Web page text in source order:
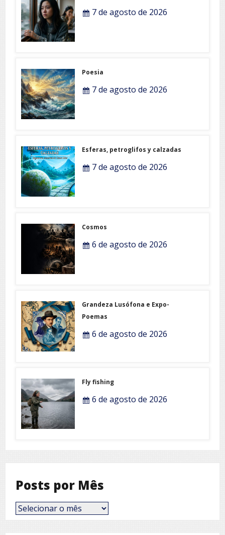
7 de agosto de 2026
Poesia
7 de agosto de 2026
Esferas, petroglifos y calzadas
7 de agosto de 2026
Cosmos
6 de agosto de 2026
Grandeza Lusófona e Expo-
Poemas
6 de agosto de 2026
Fly fishing
6 de agosto de 2026
Posts por Mês
Posts
por